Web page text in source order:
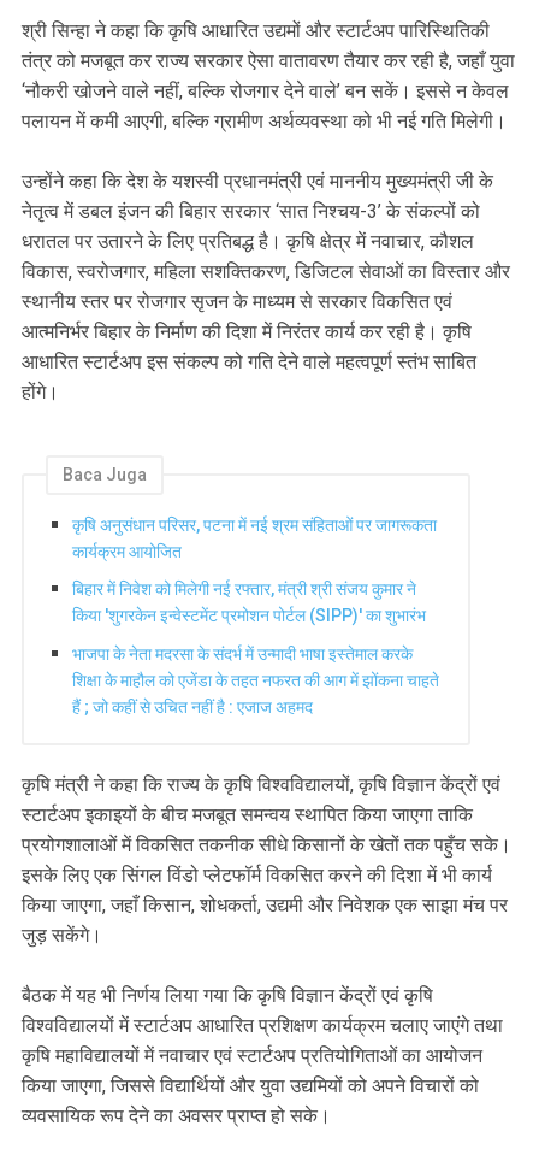
श्री सिन्हा ने कहा कि कृषि आधारित उद्यमों और स्टार्टअप पारिस्थितिकी
तंत्र को मजबूत कर राज्य सरकार ऐसा वातावरण तैयार कर रही है, जहाँ युवा
‘नौकरी खोजने वाले नहीं, बल्कि रोजगार देने वाले’ बन सकें। इससे न केवल
पलायन में कमी आएगी, बल्कि ग्रामीण अर्थव्यवस्था को भी नई गति मिलेगी।
उन्होंने कहा कि देश के यशस्वी प्रधानमंत्री एवं माननीय मुख्यमंत्री जी के
नेतृत्व में डबल इंजन की बिहार सरकार ‘सात निश्चय-3’ के संकल्पों को
धरातल पर उतारने के लिए प्रतिबद्ध है। कृषि क्षेत्र में नवाचार, कौशल
विकास, स्वरोजगार, महिला सशक्तिकरण, डिजिटल सेवाओं का विस्तार और
स्थानीय स्तर पर रोजगार सृजन के माध्यम से सरकार विकसित एवं
आत्मनिर्भर बिहार के निर्माण की दिशा में निरंतर कार्य कर रही है। कृषि
आधारित स्टार्टअप इस संकल्प को गति देने वाले महत्वपूर्ण स्तंभ साबित
होंगे।
Baca Juga
कृषि अनुसंधान परिसर, पटना में नई श्रम संहिताओं पर जागरूकता
कार्यक्रम आयोजित
बिहार में निवेश को मिलेगी नई रफ्तार, मंत्री श्री संजय कुमार ने
किया 'शुगरकेन इन्वेस्टमेंट प्रमोशन पोर्टल (SIPP)' का शुभारंभ
भाजपा के नेता मदरसा के संदर्भ में उन्मादी भाषा इस्तेमाल करके
शिक्षा के माहौल को एजेंडा के तहत नफरत की आग में झोंकना चाहते
हैं ; जो कहीं से उचित नहीं है : एजाज अहमद
कृषि मंत्री ने कहा कि राज्य के कृषि विश्वविद्यालयों, कृषि विज्ञान केंद्रों एवं
स्टार्टअप इकाइयों के बीच मजबूत समन्वय स्थापित किया जाएगा ताकि
प्रयोगशालाओं में विकसित तकनीक सीधे किसानों के खेतों तक पहुँच सके।
इसके लिए एक सिंगल विंडो प्लेटफॉर्म विकसित करने की दिशा में भी कार्य
किया जाएगा, जहाँ किसान, शोधकर्ता, उद्यमी और निवेशक एक साझा मंच पर
जुड़ सकेंगे।
बैठक में यह भी निर्णय लिया गया कि कृषि विज्ञान केंद्रों एवं कृषि
विश्वविद्यालयों में स्टार्टअप आधारित प्रशिक्षण कार्यक्रम चलाए जाएंगे तथा
कृषि महाविद्यालयों में नवाचार एवं स्टार्टअप प्रतियोगिताओं का आयोजन
किया जाएगा, जिससे विद्यार्थियों और युवा उद्यमियों को अपने विचारों को
व्यवसायिक रूप देने का अवसर प्राप्त हो सके।